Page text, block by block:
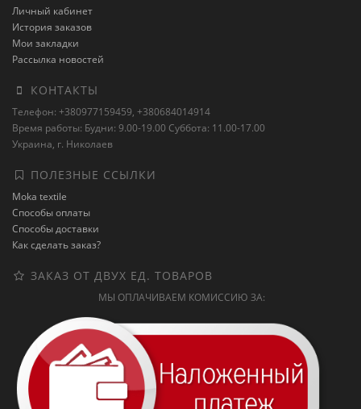
Личный кабинет
История заказов
Мои закладки
Рассылка новостей
КОНТАКТЫ
Телефон: +380977159459, +380684014914
Время работы: Будни: 9.00-19.00 Суббота: 11.00-17.00
Украина, г. Николаев
ПОЛЕЗНЫЕ ССЫЛКИ
Moka textile
Способы оплаты
Способы доставки
Как сделать заказ?
ЗАКАЗ ОТ ДВУХ ЕД. ТОВАРОВ
МЫ ОПЛАЧИВАЕМ КОМИССИЮ ЗА: